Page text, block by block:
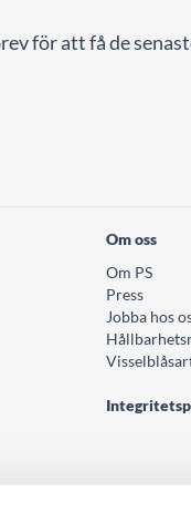
för att få de
Om oss
Om PS
Press
Jobba hos